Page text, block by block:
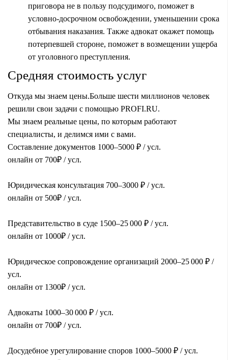
приговора не в пользу подсудимого, поможет в
условно-досрочном освобождении, уменьшении срока
отбывания наказания. Также адвокат окажет помощь
потерпевшей стороне, поможет в возмещении ущерба
от уголовного преступления.
Средняя стоимость услуг
Откуда мы знаем цены.Больше шести миллионов человек
решили свои задачи с помощью PROFI.RU.
Мы знаем реальные цены, по которым работают
специалисты, и делимся ими с вами.
Составление документов 1000–5000 ₽ /усл.
онлайн от 700₽ /усл.
Юридическая консультация 700–3000 ₽ /усл.
онлайн от 500₽ /усл.
Представительство в суде 1500–25 000 ₽ /усл.
онлайн от 1000₽ /усл.
Юридическое сопровождение организаций 2000–25 000 ₽ /
усл.
онлайн от 1300₽ /усл.
Адвокаты 1000–30 000 ₽ /усл.
онлайн от 700₽ /усл.
Досудебное урегулирование споров 1000–5000 ₽ /усл.